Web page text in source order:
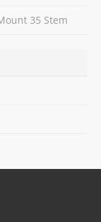
35 Stem